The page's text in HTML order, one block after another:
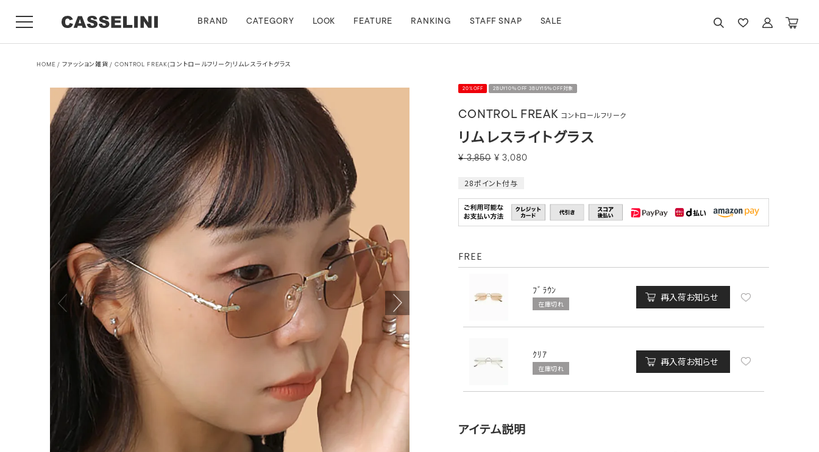
BRAND CATEGORY LOOK FEATURE RANKING STAFF SNAP SALE
HOME ファッション雑貨 CONTROL FREAK(コントロールフリーク)リムレスライトグラス
20%OFF 2BUY10％OFF 3BUY15％OFF対象
CONTROL FREAK コントロールフリーク
リムレスライトグラス
¥ 3,850 ¥ 3,080
28ポイント付与
FREE
ﾌﾞﾗｳﾝ
在庫切れ
再入荷お知らせ
ｸﾘｱ
在庫切れ
再入荷お知らせ
アイテム説明